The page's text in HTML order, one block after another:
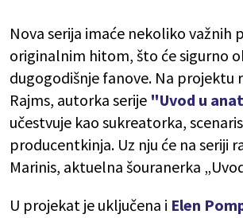
Nova serija imaće nekoliko važnih
originalnim hitom, što će sigurno
dugogodišnje fanove. Na projektu
Rajms, autorka serije "Uvod u
učestvuje kao sukreatorka,
producentkinja. Uz nju će na seriji
Marinis, aktuelna šouranerka
U projekat je uključena i Elen